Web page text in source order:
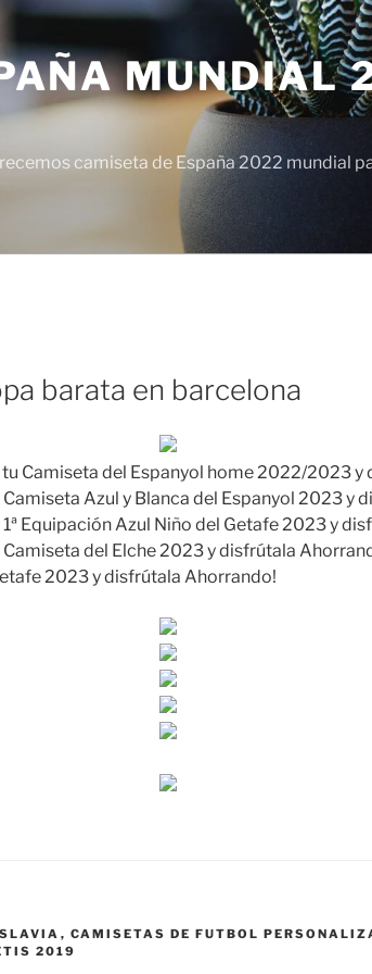
MUNDIAL
camiseta de España 2022 mundial
barata en barcelona
Camiseta del Espanyol home 2022/2023
Azul y Blanca del Espanyol 2023 y
Equipación Azul Niño del Getafe 2023 y
del Elche 2023 y disfrútala
2023 y disfrútala Ahorrando!
, CAMISETAS DE FUTBOL
2019